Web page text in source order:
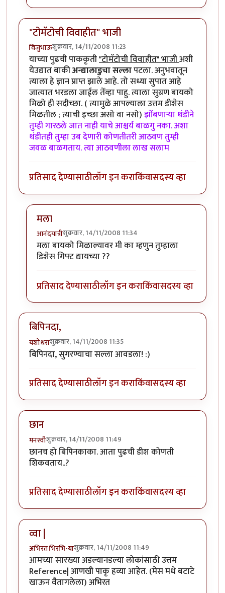
"टोमॅटोची विवाहीत" भाजी
विजुभाऊशुक्रवार, 14/11/2008 11:23
याच्या पुढची पाककृती"टोमॅटोची विवाहीत" भाजीअशी
येउद्यात बाकीअन्द्यालाडुचा सल्लापटला. अनुभवातून
त्याला हे ज्ञान प्राप्त झाले आहे. तो सध्या सुपात आहे
जात्यात भरडला जाईल तेंव्हा पाहु. त्याला सुग्रण बायको
मिळो ही सदीच्छा. ( त्यामुळे आपल्याला उत्तम डीशेस
मिळतील ; त्याची इच्छा असो वा नसो)झोंबणार्‍या थंडीने
तुम्ही गारठले जात नाही याचे आश्चर्य बाळगु नका. अशा
थंडीतही तुम्हा उब देणारी कोणतीतरी आठवण तुम्ही
जवळ बाळगताय. त्या आठवणीला लाख सलाम
प्रतिसाद देण्यासाठीलॉग इन कराकिंवासदस्य व्हा
मला
आनंदयात्रीशुक्रवार, 14/11/2008 11:34
In reply to"टोमॅटोची विवाहीत" भाजीbyविजुभाऊ
मला बायको मिळाल्यावर मी का म्हणुन तुम्हाला
डिशेस गिफ्ट द्यायच्या ??
प्रतिसाद देण्यासाठीलॉग इन कराकिंवासदस्य व्हा
बिपिनदा,
यशोधराशुक्रवार, 14/11/2008 11:35
बिपिनदा, सुगरण्याचा सल्ला आवडला! :)
प्रतिसाद देण्यासाठीलॉग इन कराकिंवासदस्य व्हा
छान
मनस्वीशुक्रवार, 14/11/2008 11:49
छानच हो बिपिनकाका. आता पुढची डीश कोणती
शिकवताय..?
प्रतिसाद देण्यासाठीलॉग इन कराकिंवासदस्य व्हा
व्वा |
अभिरत भिरभि-याशुक्रवार, 14/11/2008 11:49
आमच्या सारख्या अडल्यानडल्या लोकांसाठी उत्तम
Reference| आणखी पाकृ हव्या आहेत. (मेस मधे बटाटे
खाऊन वैतागलेला) अभिरत